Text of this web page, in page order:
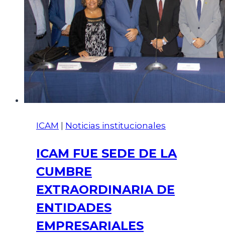
ICAM Noticias institucionales
ICAM FUE SEDE DE LA
CUMBRE
EXTRAORDINARIA DE
ENTIDADES
EMPRESARIALES